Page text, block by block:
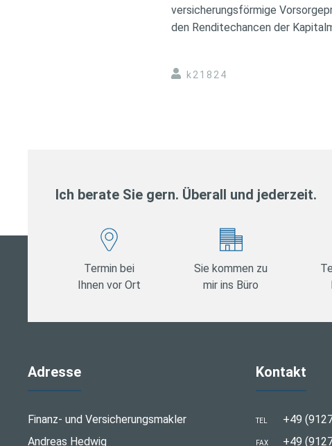
versicherungsförmige
den Renditechancen der
k21824
Ich berate Sie gern. Überall und jederzeit.
Termin bei
Ihnen vor Ort
Sie kommen zu
mir ins Büro
Adresse
Finanz- und Versicherungsmakler
Andreas Hedwig
Kontakt
TEL +49
FAX +49